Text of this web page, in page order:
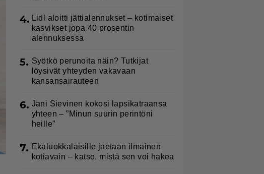
4. Lidl aloitti jättialennukset – kotimaiset
kasvikset jopa 40 prosentin
alennuksessa
5. Syötkö perunoita näin? Tutkijat
löysivät yhteyden vakavaan
kansansairauteen
6. Jani Sievinen kokosi lapsikatraansa
yhteen – ”Minun suurin perintöni
heille”
7. Ekaluokkalaisille jaetaan ilmainen
kotiavain – katso, mistä sen voi hakea